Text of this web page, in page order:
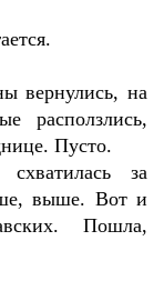
вернулись, на
расползлись,
Пусто.
за
выше. Вот и
Пошла,